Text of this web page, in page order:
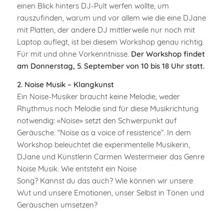
einen Blick hinters DJ-Pult werfen wollte, um
rauszufinden, warum und vor allem wie die eine DJane
mit Platten, der andere DJ mittlerweile nur noch mit
Laptop auflegt, ist bei diesem Workshop genau richtig.
Für mit und ohne Vorkenntnisse. Der Workshop findet
am Donnerstag, 5. September von 10 bis 18 Uhr statt.
2. Noise Musik – Klangkunst
Ein Noise-Musiker braucht keine Melodie, weder
Rhythmus noch Melodie sind für diese Musikrichtung
notwendig: «Noise» setzt den Schwerpunkt auf
Geräusche. “Noise as a voice of resistence”. In dem
Workshop beleuchtet die experimentelle Musikerin,
DJane und Künstlerin Carmen Westermeier das Genre
Noise Musik. Wie entsteht ein Noise
Song? Kannst du das auch? Wie können wir unsere
Wut und unsere Emotionen, unser Selbst in Tönen und
Geräuschen umsetzen?